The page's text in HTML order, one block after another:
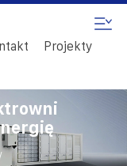
Projekty
/